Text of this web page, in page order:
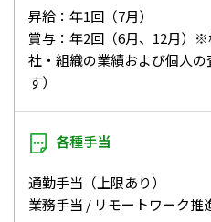
昇給：年1回（7月）
賞与：年2回（6月、12月）
社・組織の業績および個人
す）
各種手当
通勤手当（上限あり）
業務手当 / リモートワーク推